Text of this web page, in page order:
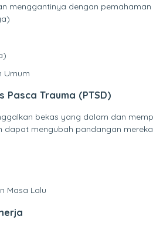
menggantinya dengan
Umum
Pasca Trauma (PTSD)
bekas yang dalam dan
dapat mengubah pandangan
Masa Lalu